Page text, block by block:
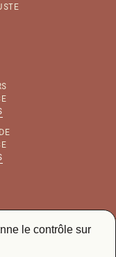
le contrôle sur